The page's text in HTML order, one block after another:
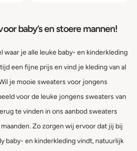
baby’s en stoere mannen!
waar je alle leuke baby- en kinderkleding
een fijne prijs en vind je kleding van al
je mooie sweaters voor jongens
voor de leuke jongens sweaters van
te vinden in ons aanbod sweaters
Zo zorgen wij ervoor dat jij bij
baby- en kinderkleding vindt, natuurlijk